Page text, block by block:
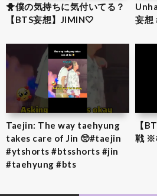
🐥僕の気持ちに気付いてる？
【BTS妄想】JIMIN‎🤍
妄想
Taejin: The way taehyung
takes care of Jin 🥺#taejin
#ytshorts #btsshorts #jin
#taehyung #bts
【
戦 ※